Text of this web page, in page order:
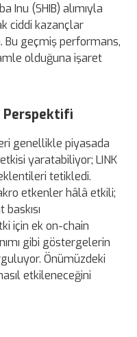
Inu (SHIB) alımıyla
ciddi kazançlar
Bu geçmiş performans,
olduğuna işaret
Perspektifi
genellikle piyasada
yaratabiliyor; LINK
tetikledi.
etkenler hâlâ etkili;
için ek on-chain
gibi göstergelerin
Önümüzdeki
etkileneceğini